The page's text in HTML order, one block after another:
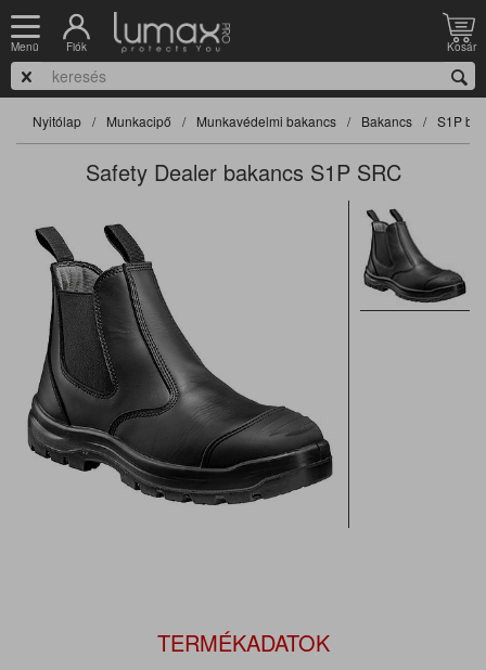
Menü Fiók Kosár
Nyitólap Munkacipő Munkavédelmi bakancs Bakancs S1P
Safety Dealer bakancs S1P SRC
TERMÉKADATOK